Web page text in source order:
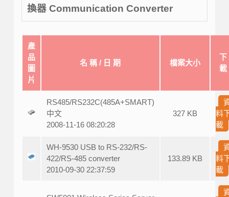
換器 Communication Converter
產
品
圖
片
名 稱 / 日 期 檔案大小
下
載
RS485/RS232C(485A+SMART)
中文
2008-11-16 08:20:28
327 KB
料
載
WH-9530 USB to RS-232/RS-
422/RS-485 converter
2010-09-30 22:37:59
133.89 KB
料
載